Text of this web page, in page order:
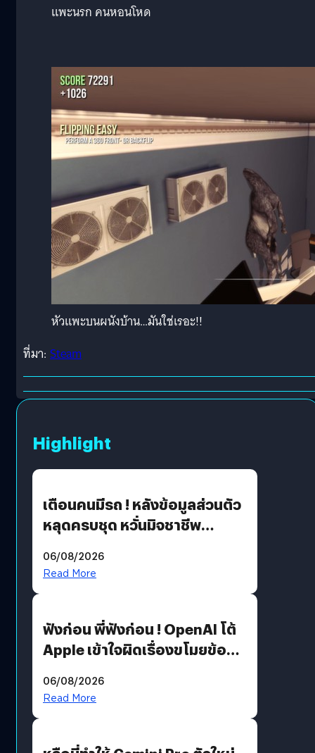
แพะนรก คนหอนโหด
หัวแพะบนผนังบ้าน…มันใช่เรอะ!!
ที่มา: Steam
Highlight
เตือนคนมีรถ ! หลังข้อมูลส่วนตัว
หลุดครบชุด หวั่นมิจชาชีพ
รหัสผ่านหลุด ไม่ใช่แฮกเกอร์
06/08/2026
Read More
ฟังก่อน พี่ฟังก่อน ! OpenAI โต้
Apple เข้าใจผิดเรื่องขโมยข้อมูล
06/08/2026
Read More